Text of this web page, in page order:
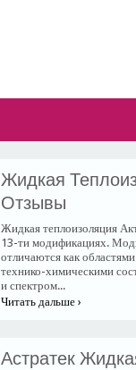
Жидкая
Отзывы
Жидкая теплоизоляция
13-ти модификациях.
отличаются как
технико-химическими
и спектром...
Читать дальше ›
Астратек